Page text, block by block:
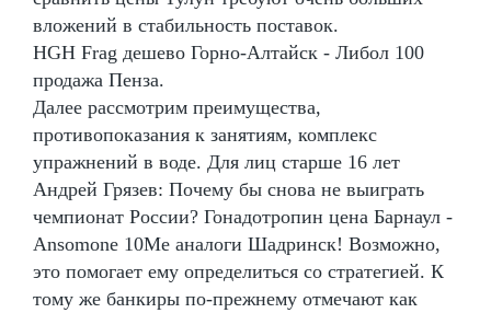
вложений в стабильность поставок.
HGH Frag дешево Горно-Алтайск - Либол 100
продажа Пенза.
Далее рассмотрим преимущества,
противопоказания к занятиям, комплекс
упражнений в воде. Для лиц старше 16 лет
Андрей Грязев: Почему бы снова не выиграть
чемпионат России? Гонадотропин цена Барнаул -
Ansomone 10Me аналоги Шадринск! Возможно,
это помогает ему определиться со стратегией. К
тому же банкиры по-прежнему отмечают как